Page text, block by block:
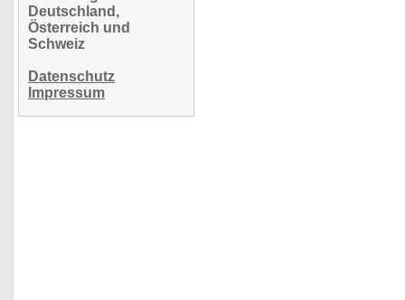
Deutschland,
Österreich und
Schweiz
Datenschutz
Impressum